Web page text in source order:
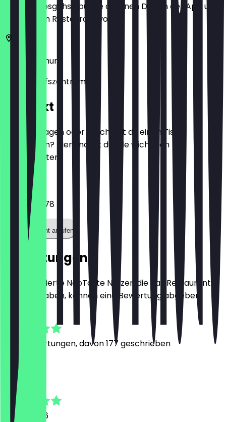
Bevor du losgehst, buche dir einen Deal in der App und
zeige ihn im Restaurant vor.
Bochum
Am Einkaufszentrum
Kontakt
Hast du Fragen oder möchtest du einen Tisch
reservieren? Hier findest du alle wichtigen
Kontaktdaten.
Telefon
01739398378
Restaurant anrufen
Bewertungen
Nur registrierte NeoTaste Nutzer, die das Restaurant
besucht haben, können eine Bewertung abgeben.
1239 Bewertungen, davon 177 geschrieben
Michael
31. Juli 2026